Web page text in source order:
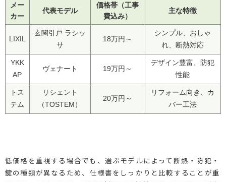
メー
カー
代表モデル
価格帯（工事
費込み）
主な特徴
LIXIL
玄関引戸 ラシッ
サ
18万円～
シンプル、おしゃ
れ、断熱対応
YKK
AP
ヴェナート 19万円～
デザイン豊富、防犯
性能
トス
テム
リシェント
（TOSTEM）
20万円～
リフォーム向き、カ
バー工法
低価格を重視する場合でも、選ぶモデルによって断熱・防犯・
鍵の種類が異なるため、仕様書をしっかりと比較することが重